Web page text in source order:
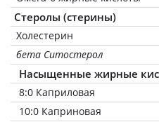
Стеролы (стерины)
Холестерин
бета Ситостерол
Насыщенные жирные
8:0 Каприловая
10:0 Каприновая